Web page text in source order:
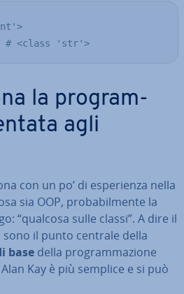
# <class 'str'>
la pro­gram­
agli
con un po’ di espe­rien­za nella
sia OOP, pro­ba­bil­men­te la
“qualcosa sulle classi”. A dire il
il punto centrale della
base della pro­gram­ma­zio­ne
Kay è più semplice e si può